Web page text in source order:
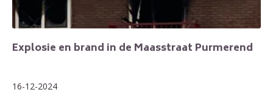
Explosie en brand in de Maasstraat Purmerend
16-12-2024